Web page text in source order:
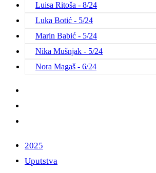
Luisa Ritoša - 8/24
Luka Botić - 5/24
Marin Babić - 5/24
Nika Mušnjak - 5/24
Nora Magaš - 6/24
2025
Uputstva